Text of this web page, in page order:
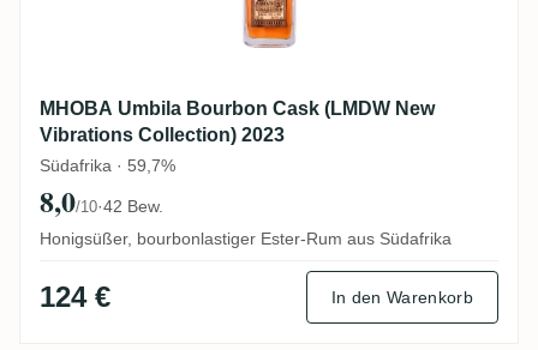
MHOBA Umbila Bourbon Cask (LMDW New
Vibrations Collection) 2023
Südafrika · 59,7%
8,0/10·42 Bew.
Honigsüßer, bourbonlastiger Ester-Rum aus Südafrika
124 € In den Warenkorb